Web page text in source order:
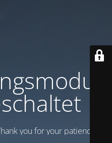
you for your patience!